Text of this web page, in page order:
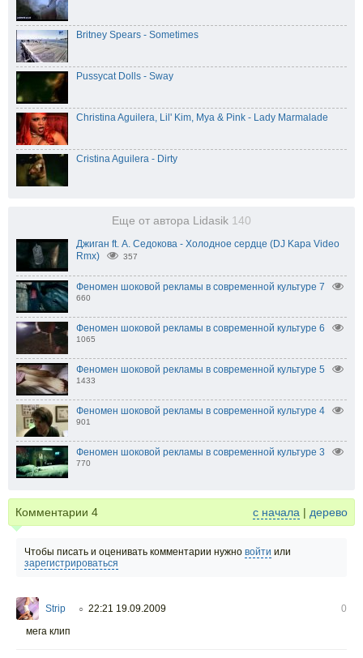
Britney Spears - Sometimes
Pussycat Dolls - Sway
Christina Aguilera, Lil' Kim, Mya & Pink - Lady Marmalade
Cristina Aguilera - Dirty
Еще от автора Lidasik 140
Джиган ft. А. Седокова - Холодное сердце (DJ Kapa Video
Rmx)
357
Феномен шоковой рекламы в современной культуре 7
660
Феномен шоковой рекламы в современной культуре 6
1065
Феномен шоковой рекламы в современной культуре 5
1433
Феномен шоковой рекламы в современной культуре 4
901
Феномен шоковой рекламы в современной культуре 3
770
Комментарии 4 с начала | дерево
Чтобы писать и оценивать комментарии нужно войти или
зарегистрироваться
Strip ○ 22:21 19.09.2009
0
мега клип